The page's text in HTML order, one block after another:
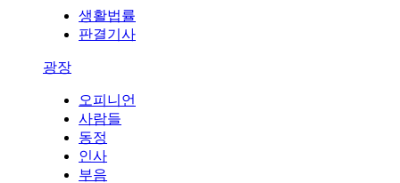
생활법률
판결기사
광장
오피니언
사람들
동정
인사
부음